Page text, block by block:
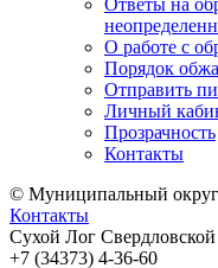
О работе с
Порядок
Отправить
Личный
Прозрачность
Контакты
© Муниципальный
Контакты
Сухой Лог
+7 (34373) 4-36-60